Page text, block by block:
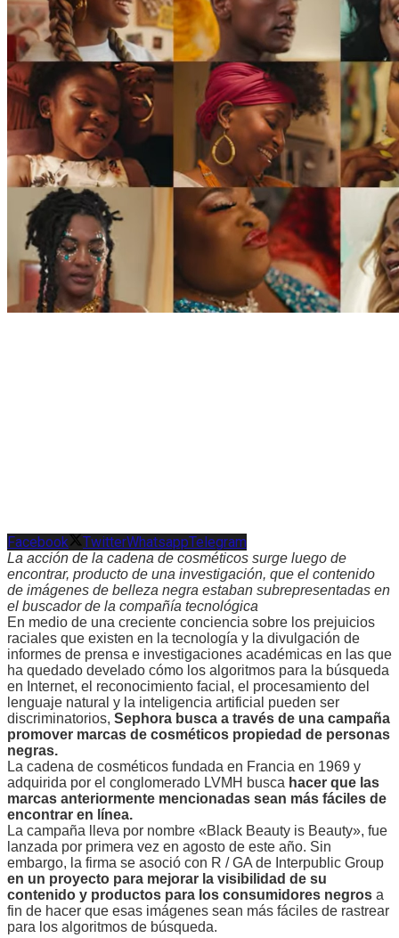
Facebook TwitterWhatsappTelegram
La acción de la cadena de cosméticos surge luego de
encontrar, producto de una investigación, que el contenido
de imágenes de belleza negra estaban subrepresentadas en
el buscador de la compañía tecnológica
En medio de una creciente conciencia sobre los prejuicios
raciales que existen en la tecnología y la divulgación de
informes de prensa e investigaciones académicas en las que
ha quedado develado cómo los algoritmos para la búsqueda
en Internet, el reconocimiento facial, el procesamiento del
lenguaje natural y la inteligencia artificial pueden ser
discriminatorios, Sephora busca a través de una campaña
promover marcas de cosméticos propiedad de personas
negras.
La cadena de cosméticos fundada en Francia en 1969 y
adquirida por el conglomerado LVMH busca hacer que las
marcas anteriormente mencionadas sean más fáciles de
encontrar en línea.
La campaña lleva por nombre «Black Beauty is Beauty», fue
lanzada por primera vez en agosto de este año. Sin
embargo, la firma se asoció con R / GA de Interpublic Group
en un proyecto para mejorar la visibilidad de su
contenido y productos para los consumidores negros a
fin de hacer que esas imágenes sean más fáciles de rastrear
para los algoritmos de búsqueda.